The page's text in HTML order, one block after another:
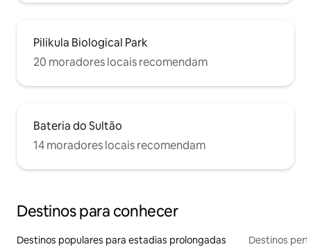
Pilikula Biological Park
20 moradores locais recomendam
Bateria do Sultão
14 moradores locais recomendam
Destinos para conhecer
Destinos populares para estadias prolongadas Destinos